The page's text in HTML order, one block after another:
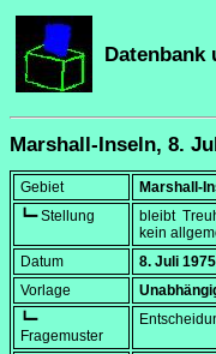
Datenbank
Marshall-Inseln, 8.
Gebiet
Marshall-
┗━ Stellung
bleibt
kein
Datum
8. Juli 1975
Vorlage
┗━
Fragemuster